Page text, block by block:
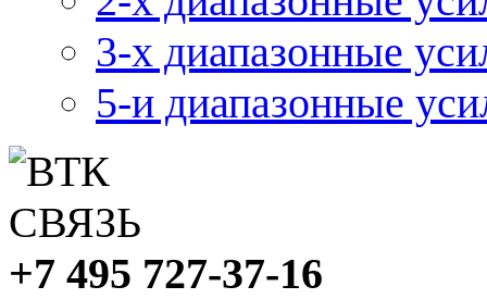
3-х диапазонные
5-и диапазонные
+7 495 727-37-16